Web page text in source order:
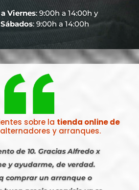
Viernes: 9:00h a 14:00h y
Sábados: 9:00h a 14:00h
sobre la tienda online de
alternadores y arranques.
de 10. Gracias Alfredo x
y ayudarme, de verdad.
comprar un arranque o